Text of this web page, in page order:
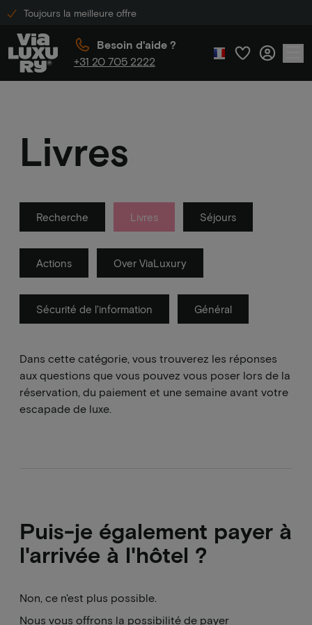
Toujours la meilleure offre
Besoin d'aide ?
+31 20 705 2222
Livres
Recherche Livres Séjours
Actions Over ViaLuxury
Sécurité de l'information Général
Dans cette catégorie, vous trouverez les réponses
aux questions que vous pouvez vous poser lors de la
réservation, du paiement et une semaine avant votre
escapade de luxe.
Puis-je également payer à
l'arrivée à l'hôtel ?
Non, ce n'est plus possible.
Nous vous offrons la possibilité de payer